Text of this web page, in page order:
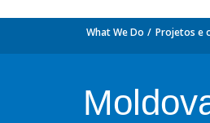
What We Do Projetos e